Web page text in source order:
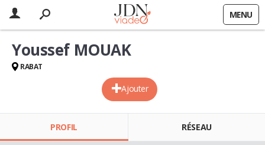
MENU
Ajouter
Youssef MOUAK
RABAT
PROFIL RÉSEAU